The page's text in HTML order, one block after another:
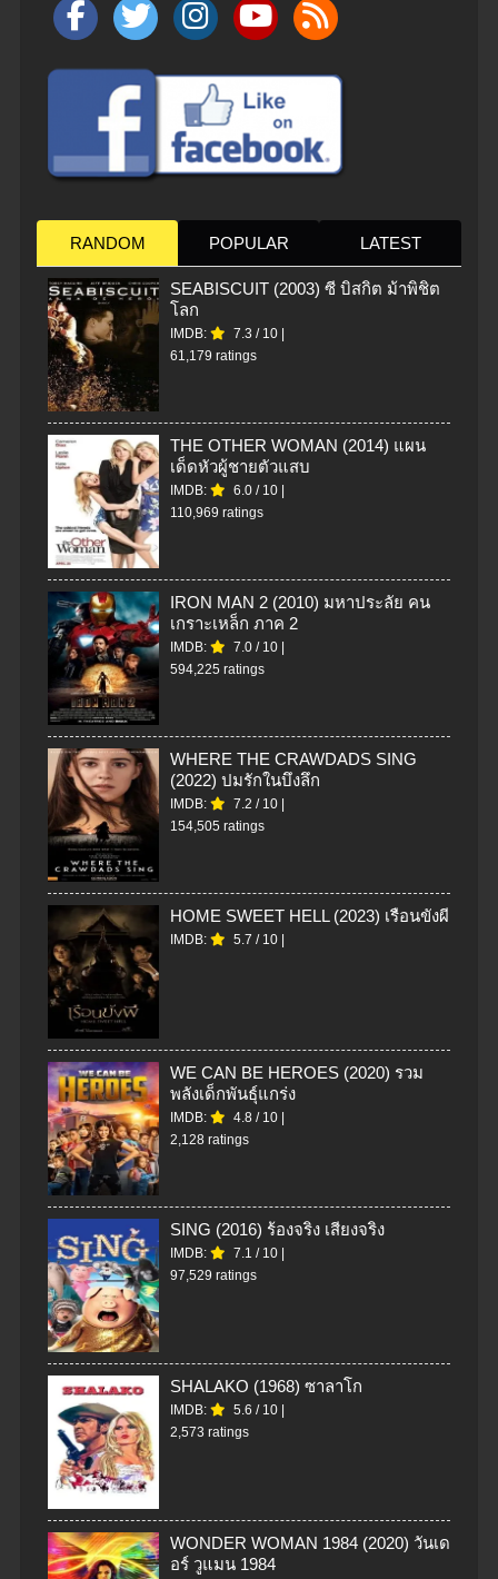
RANDOM POPULAR LATEST
SEABISCUIT (2003) ซี บิสกิต ม้าพิชิต
โลก
IMDB: 7.3 / 10 |
61,179 ratings
THE OTHER WOMAN (2014) แผน
เด็ดหัวผู้ชายตัวแสบ
IMDB: 6.0 / 10 |
110,969 ratings
IRON MAN 2 (2010) มหาประลัย คน
เกราะเหล็ก ภาค 2
IMDB: 7.0 / 10 |
594,225 ratings
WHERE THE CRAWDADS SING
(2022) ปมรักในบึงลึก
IMDB: 7.2 / 10 |
154,505 ratings
HOME SWEET HELL (2023) เรือนขังผี
IMDB: 5.7 / 10 |
WE CAN BE HEROES (2020) รวม
พลังเด็กพันธุ์แกร่ง
IMDB: 4.8 / 10 |
2,128 ratings
SING (2016) ร้องจริง เสียงจริง
IMDB: 7.1 / 10 |
97,529 ratings
SHALAKO (1968) ซาลาโก
IMDB: 5.6 / 10 |
2,573 ratings
WONDER WOMAN 1984 (2020) วันเด
อร์ วูแมน 1984